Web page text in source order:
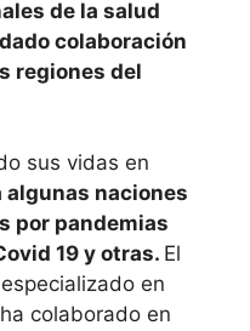
de la salud
colaboración
regiones del
sus vidas en
algunas naciones
por pandemias
19 y otras. El
en
colaborado en